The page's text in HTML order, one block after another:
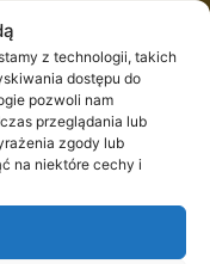
z technologii, takich
dostępu do
pozwoli nam
przeglądania lub
zgody lub
na niektóre cechy i